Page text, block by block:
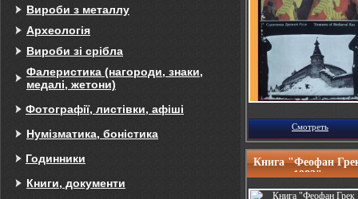
Вироби з металлу
Археологія
Вироби зі срібла
Фалеристика (нагороди, знаки,
медалі, жетони)
Фотографії, листівки, афіші
Нумізматика, боністика
Годинники
Книги, документи
Смотреть
Книга "Феофан
1983"